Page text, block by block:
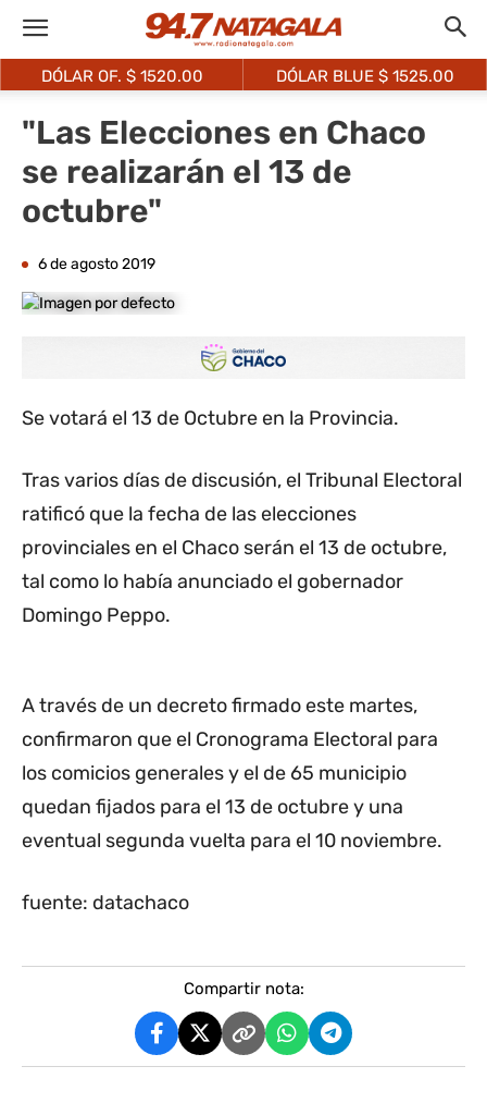
DÓLAR OF. $ 1520.00 DÓLAR BLUE $ 1525.00
"Las Elecciones en Chaco
se realizarán el 13 de
octubre"
6 de agosto 2019
Se votará el 13 de Octubre en la Provincia.
Tras varios días de discusión, el Tribunal Electoral
ratificó que la fecha de las elecciones
provinciales en el Chaco serán el 13 de octubre,
tal como lo había anunciado el gobernador
Domingo Peppo.
A través de un decreto firmado este martes,
confirmaron que el Cronograma Electoral para
los comicios generales y el de 65 municipio
quedan fijados para el 13 de octubre y una
eventual segunda vuelta para el 10 noviembre.
fuente: datachaco
Compartir nota: